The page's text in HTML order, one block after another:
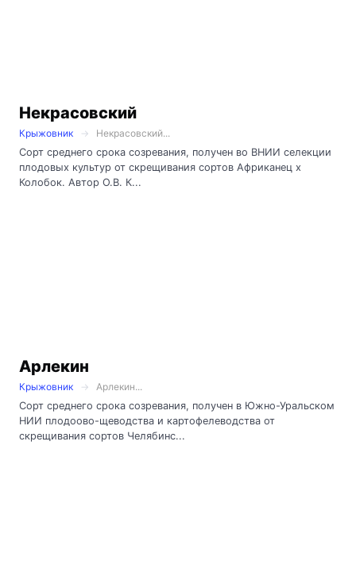
Некрасовский
Крыжовник
Некрасовский...
Сорт среднего срока созревания, получен во ВНИИ селекции
плодовых культур от скрещивания сортов Африканец х
Колобок. Автор О.В. К...
Арлекин
Крыжовник
Арлекин...
Сорт среднего срока созревания, получен в Южно-Уральском
НИИ плодоово-щеводства и картофелеводства от
скрещивания сортов Челябинс...